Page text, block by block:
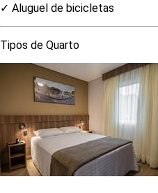
✓ Aluguel de bicicletas
Tipos de Quarto